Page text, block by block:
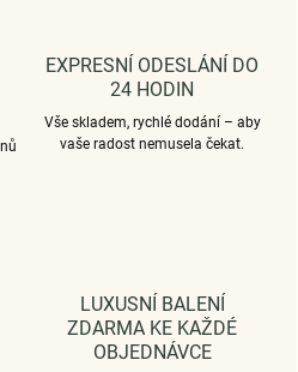
EXPRESNÍ ODESLÁNÍ DO
24 HODIN
Vše skladem, rychlé dodání – aby
vaše radost nemusela čekat.
LUXUSNÍ BALENÍ
ZDARMA KE KAŽDÉ
OBJEDNÁVCE